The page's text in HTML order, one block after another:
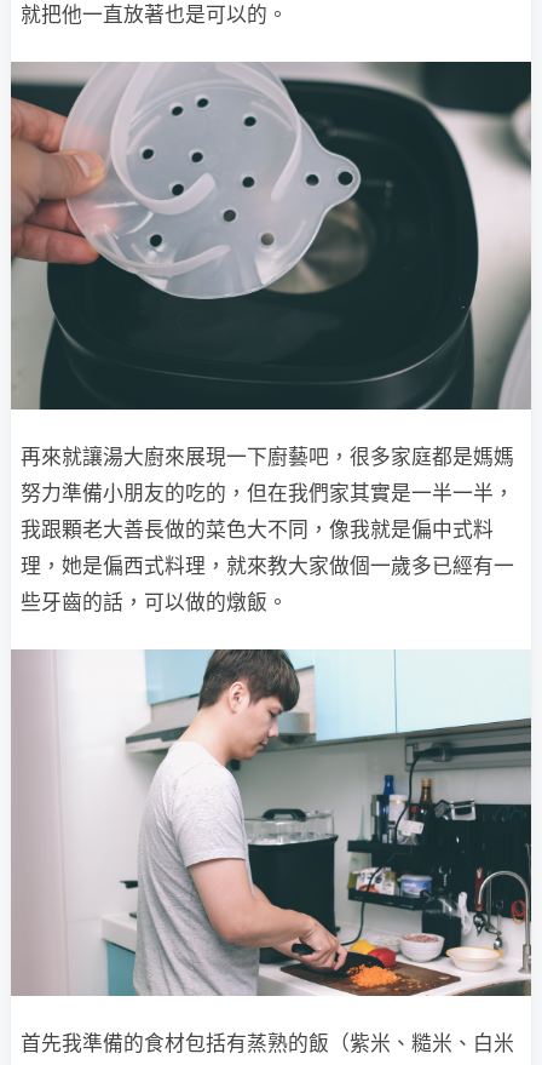
就把他一直放著也是可以的。
再來就讓湯大廚來展現一下廚藝吧，很多家庭都是媽媽
努力準備小朋友的吃的，但在我們家其實是一半一半，
我跟顆老大善長做的菜色大不同，像我就是偏中式料
理，她是偏西式料理，就來教大家做個一歲多已經有一
些牙齒的話，可以做的燉飯。
首先我準備的食材包括有蒸熟的飯（紫米、糙米、白米